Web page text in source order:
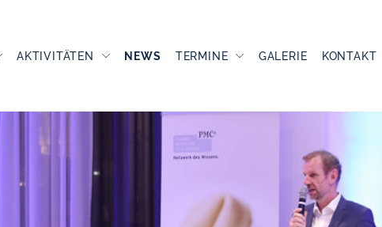
AKTIVITÄTEN NEWS TERMINE GALERIE KONTAKT